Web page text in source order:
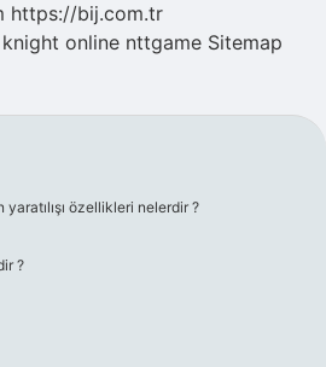
https://bij.com.tr
knight online nttgame Sitemap
yaratılışı özellikleri nelerdir ?
?